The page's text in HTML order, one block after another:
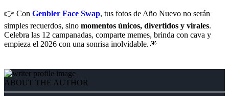
👉 Con Genbler Face Swap, tus fotos de Año Nuevo no serán
simples recuerdos, sino momentos únicos, divertidos y virales.
Celebra las 12 campanadas, comparte memes, brinda con cava y
empieza el 2026 con una sonrisa inolvidable.🎆
ABOUT THE AUTHOR